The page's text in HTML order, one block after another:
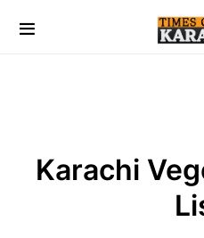
Karachi